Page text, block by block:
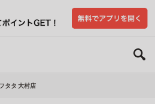
フタタ 大村店